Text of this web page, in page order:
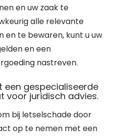
en uw zaak te
alle relevante
te bewaren, kunt u uw
en een
nastreven.
gespecialiseerde
voor juridisch advies.
bij letselschade door
op te nemen met een